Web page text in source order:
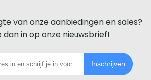
van onze aanbiedingen en sales?
dan in op onze nieuwsbrief!
Inschrijven